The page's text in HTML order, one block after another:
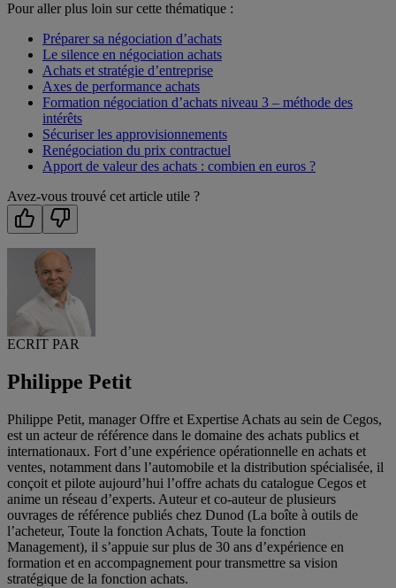
Pour aller plus loin sur cette thématique :
Préparer sa négociation d’achats
Le silence en négociation achats
Achats et stratégie d’entreprise
Axes de performance achats
Formation négociation d’achats niveau 3 – méthode des
intérêts
Sécuriser les approvisionnements
Renégociation du prix contractuel
Apport de valeur des achats : combien en euros ?
Avez-vous trouvé cet article utile ?
ECRIT PAR
Philippe Petit
Philippe Petit, manager Offre et Expertise Achats au sein de Cegos,
est un acteur de référence dans le domaine des achats publics et
internationaux. Fort d’une expérience opérationnelle en achats et
ventes, notamment dans l’automobile et la distribution spécialisée, il
conçoit et pilote aujourd’hui l’offre achats du catalogue Cegos et
anime un réseau d’experts. Auteur et co-auteur de plusieurs
ouvrages de référence publiés chez Dunod (La boîte à outils de
l’acheteur, Toute la fonction Achats, Toute la fonction
Management), il s’appuie sur plus de 30 ans d’expérience en
formation et en accompagnement pour transmettre sa vision
stratégique de la fonction achats.